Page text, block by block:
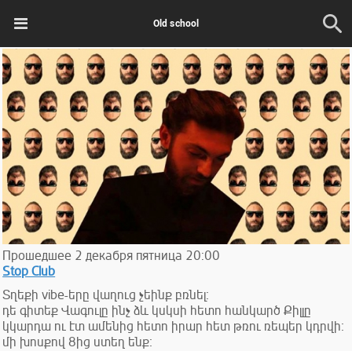
Old school
Прошедшее 2 декабря пятница 20:00
Stop Club
Տղեքի vibe-երը վաղուց չեինք բռնել։
դե գիտեք Վագուլը ինչ ձև կսկսի հետո հանկարծ Քիլլը
կկարդա ու էտ ամենից հետո իրար հետ թռու ռեպեր կդրվի։
մի խոսքով 8ից ստեղ ենք։